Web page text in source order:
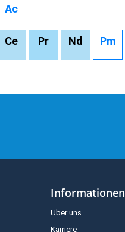
Ac
Ce Pr Nd Pm
Informationen
Über uns
Karriere